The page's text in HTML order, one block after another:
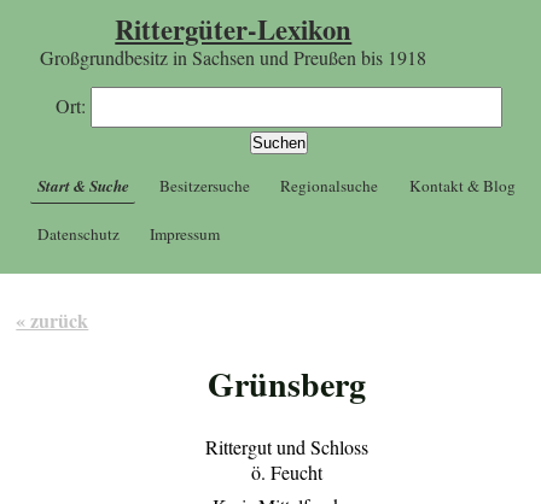
Rittergüter-Lexikon
Großgrundbesitz in Sachsen und Preußen bis 1918
Ort:
Start & Suche Besitzersuche Regionalsuche Kontakt & Blog
Datenschutz Impressum
« zurück
Grünsberg
Rittergut und Schloss
ö. Feucht